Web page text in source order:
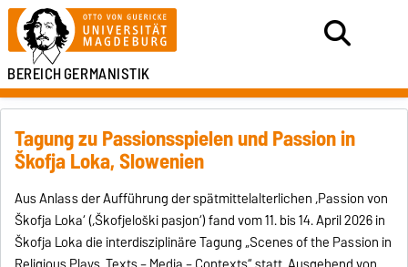
BEREICHGERMANISTIK
Tagung zu Passionsspielen und Passion in
Škofja Loka, Slowenien
Aus Anlass der Aufführung der spätmittelalterlichen ‚Passion von
Škofja Loka‘ (‚Škofjeloški pasijon‘) fand vom 11. bis 14. April 2026 in
Škofja Loka die interdisziplinäre Tagung „Scenes of the Passion in